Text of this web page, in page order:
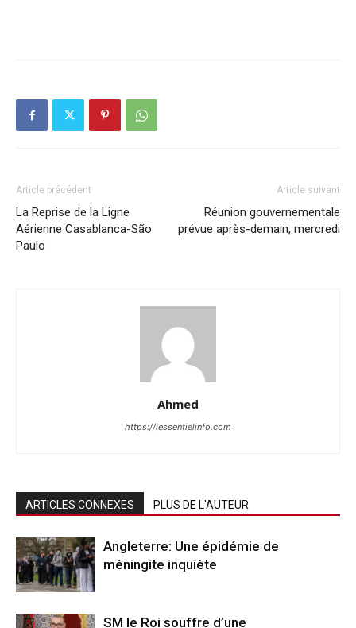
Article précédent
La Reprise de la Ligne
Aérienne Casablanca-São
Paulo
Article suivant
Réunion gouvernementale
prévue après-demain, mercredi
Ahmed
https://lessentielinfo.com
ARTICLES CONNEXES PLUS DE L'AUTEUR
Angleterre: Une épidémie de
méningite inquiète
SM le Roi souffre d’une